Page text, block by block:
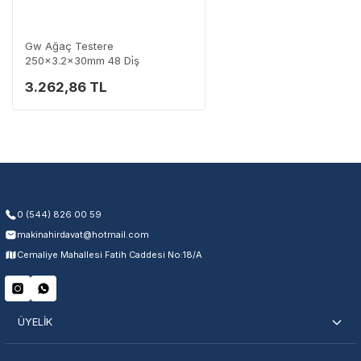
Garanti Kapsamı
Servisi Nasıl Bulurum?
Gw Ağaç Testere
250x3.2x30mm 48 Di̇ş
3.262,86 TL
0 (544) 826 00 59
makinahirdavat@hotmail.com
Cemaliye Mahallesi Fatih Caddesi No:18/A
ÜYELİK